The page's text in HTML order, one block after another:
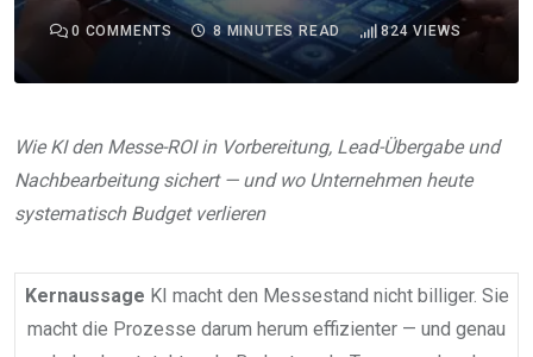
0 COMMENTS 8 MINUTES READ 824 VIEWS
Wie KI den Messe-ROI in Vorbereitung, Lead-Übergabe und
Nachbearbeitung sichert — und wo Unternehmen heute
systematisch Budget verlieren
Kernaussage KI macht den Messestand nicht billiger. Sie
macht die Prozesse darum herum effizienter — und genau